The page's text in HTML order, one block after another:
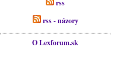
rss
rss - názory
O Lexforum.sk